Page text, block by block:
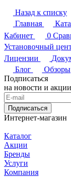
Назад к списку
Главная
Кабинет
0
Установочный
Лицензии
Блог
Обзоры
Подписаться
на новости и акции
Подписаться
Интернет-магазин
Каталог
Акции
Бренды
Услуги
Компания